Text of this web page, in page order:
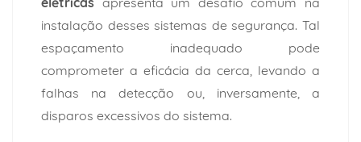
instalação desses sistemas de segurança. Tal
espaçamento inadequado pode
comprometer a eficácia da cerca, levando a
falhas na detecção ou, inversamente, a
disparos excessivos do sistema.